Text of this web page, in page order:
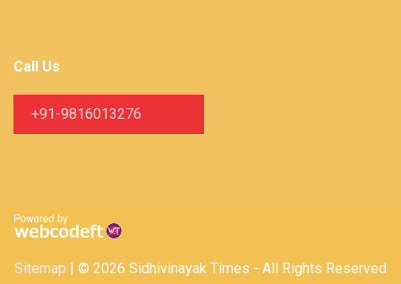
Call Us
+91-9816013276
Sitemap | © 2026 Sidhivinayak Times - All Rights Reserved